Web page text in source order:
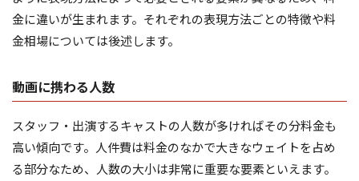
金に違いが生まれます。それぞれの表現方法ごとの特徴や料
金相場については後述します。
動画に携わる人数
スタッフ・出演するキャストの人数が多ければその分料金も
高い傾向です。人件費は料金のなかで大きなウェイトを占め
る部分なため、人数の大小は非常に重要な要素といえます。